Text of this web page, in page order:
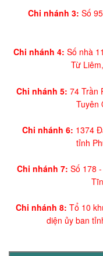
Chi nhánh 3: Số
Chi nhánh 4: Số nhà
Từ
Chi nhánh 5: 74 Trần
Tuyên
Chi nhánh 6: 1374
tỉnh
Chi nhánh 7: Số 178
Chi nhánh 8: Tổ 10
diện ủy ban